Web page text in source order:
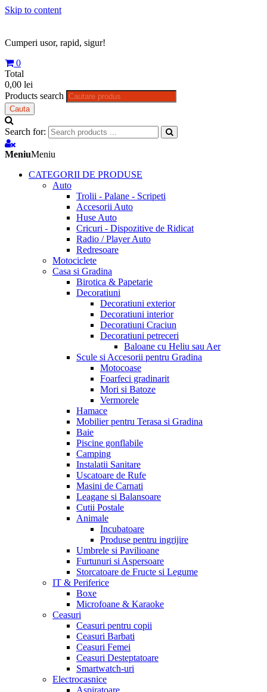
Skip to content
Cumperi usor, rapid, sigur!
0
Total
0,00 lei
Products search
Cauta
Search for:
MeniuMeniu
CATEGORII DE PRODUSE
Auto
Trolii - Palane - Scripeti
Accesorii Auto
Huse Auto
Cricuri - Dispozitive de Ridicat
Radio / Player Auto
Redresoare
Motociclete
Casa si Gradina
Birotica & Papetarie
Decoratiuni
Decoratiuni exterior
Decoratiuni interior
Decoratiuni Craciun
Decoratiuni petreceri
Baloane cu Heliu sau Aer
Scule si Accesorii pentru Gradina
Motocoase
Foarfeci gradinarit
Mori si Batoze
Vermorele
Hamace
Mobilier pentru Terasa si Gradina
Baie
Piscine gonflabile
Camping
Instalatii Sanitare
Uscatoare de Rufe
Masini de Carnati
Leagane si Balansoare
Cutii Postale
Animale
Incubatoare
Produse pentru ingrijire
Umbrele si Pavilioane
Furtunuri si Aspersoare
Storcatoare de Fructe si Legume
IT & Periferice
Boxe
Microfoane & Karaoke
Ceasuri
Ceasuri pentru copii
Ceasuri Barbati
Ceasuri Femei
Ceasuri Desteptatoare
Smartwatch-uri
Electrocasnice
Aspiratoare